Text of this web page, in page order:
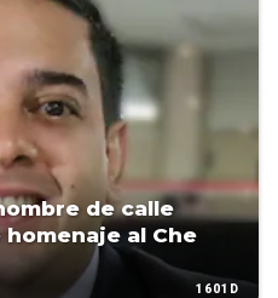
de calle
al Che
1601D